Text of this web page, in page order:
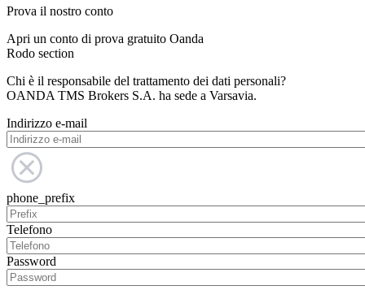
Prova il nostro conto
Apri un conto di prova gratuito Oanda
Rodo section
Chi è il responsabile del trattamento dei dati personali?
OANDA TMS Brokers S.A. ha sede a Varsavia.
Indirizzo e-mail
phone_prefix
Telefono
Password